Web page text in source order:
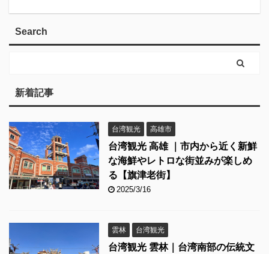
Search
新着記事
台湾観光 高雄市
台湾観光 高雄 ｜市内から近く新鮮
な海鮮やレトロな街並みが楽しめ
る【旗津老街】
2025/3/16
雲林 台湾観光
台湾観光 雲林｜台湾南部の伝統文